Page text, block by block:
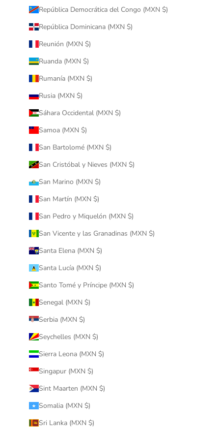
República Democrática del Congo (MXN $)
República Dominicana (MXN $)
Reunión (MXN $)
Ruanda (MXN $)
Rumanía (MXN $)
Rusia (MXN $)
Sáhara Occidental (MXN $)
Samoa (MXN $)
San Bartolomé (MXN $)
San Cristóbal y Nieves (MXN $)
San Marino (MXN $)
San Martín (MXN $)
San Pedro y Miquelón (MXN $)
San Vicente y las Granadinas (MXN $)
Santa Elena (MXN $)
Santa Lucía (MXN $)
Santo Tomé y Príncipe (MXN $)
Senegal (MXN $)
Serbia (MXN $)
Seychelles (MXN $)
Sierra Leona (MXN $)
Singapur (MXN $)
Sint Maarten (MXN $)
Somalia (MXN $)
Sri Lanka (MXN $)